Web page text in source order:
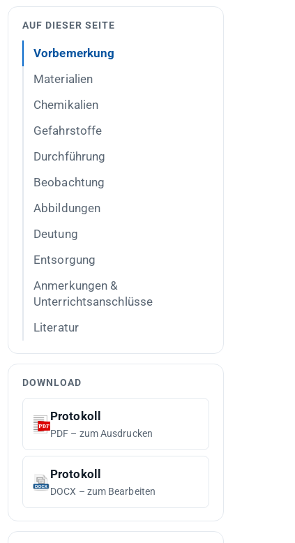
AUF DIESER SEITE
Vorbemerkung
Materialien
Chemikalien
Gefahrstoffe
Durchführung
Beobachtung
Abbildungen
Deutung
Entsorgung
Anmerkungen &
Unterrichtsanschlüsse
Literatur
DOWNLOAD
Protokoll
PDF – zum Ausdrucken
Protokoll
DOCX – zum Bearbeiten